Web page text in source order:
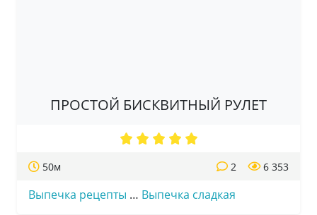
ПРОСТОЙ БИСКВИТНЫЙ РУЛЕТ
50м 6 353
2
Выпечка рецепты … Выпечка сладкая